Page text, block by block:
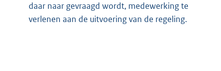
daar naar gevraagd wordt, medewerking te
verlenen aan de uitvoering van de regeling.